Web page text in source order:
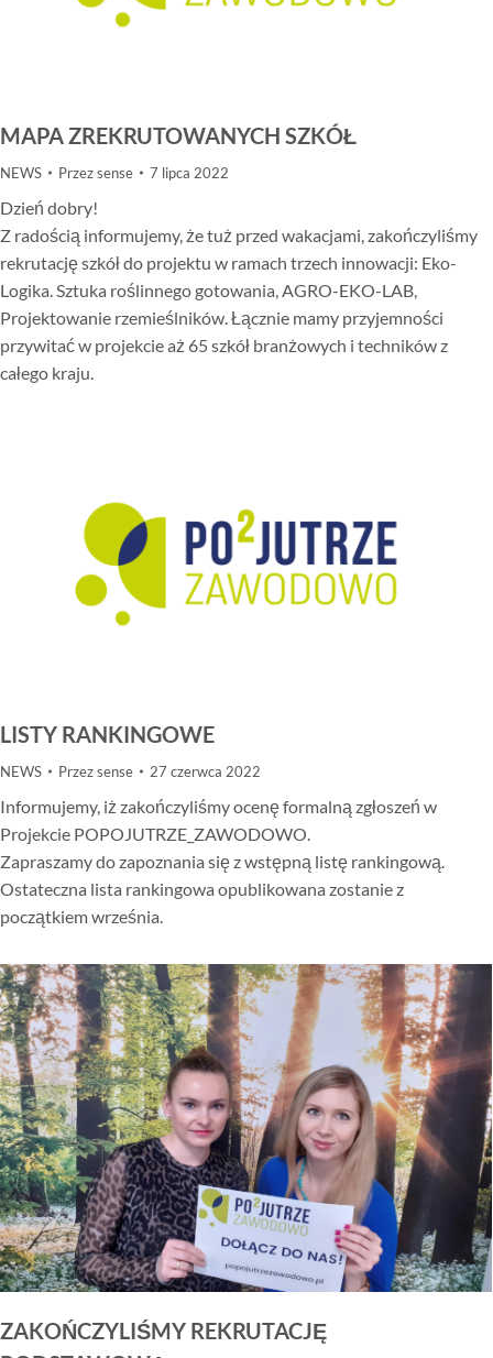
MAPA ZREKRUTOWANYCH SZKÓŁ
NEWS Przezsense 7 lipca 2022
Dzień dobry!
Z radością informujemy, że tuż przed wakacjami, zakończyliśmy
rekrutację szkół do projektu w ramach trzech innowacji: Eko-
Logika. Sztuka roślinnego gotowania, AGRO-EKO-LAB,
Projektowanie rzemieślników. Łącznie mamy przyjemności
przywitać w projekcie aż 65 szkół branżowych i techników z
całego kraju.
LISTY RANKINGOWE
NEWS Przezsense 27 czerwca 2022
Informujemy, iż zakończyliśmy ocenę formalną zgłoszeń w
Projekcie POPOJUTRZE_ZAWODOWO.
Zapraszamy do zapoznania się z wstępną listę rankingową.
Ostateczna lista rankingowa opublikowana zostanie z
początkiem września.
ZAKOŃCZYLIŚMY REKRUTACJĘ